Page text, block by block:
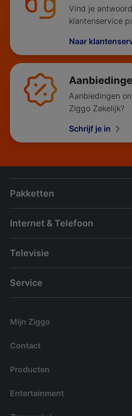
Vind je
klantenservice
Naar
Aanbiedingen
Ziggo Zakelijk?
Schrijf je in
Pakketten
Internet & Telefoon
Televisie
Service
Mijn Ziggo
Contact
Producten
Entertainment